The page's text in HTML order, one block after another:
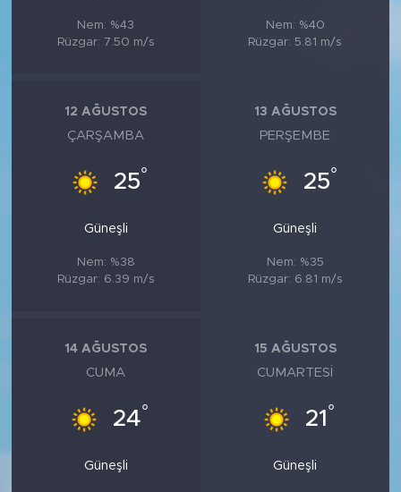
Nem: %43
Rüzgar: 7.50 m/s
Nem: %40
Rüzgar: 5.81 m/s
12 AĞUSTOS
ÇARŞAMBA
25°
Güneşli
Nem: %38
Rüzgar: 6.39 m/s
13 AĞUSTOS
PERŞEMBE
25°
Güneşli
Nem: %35
Rüzgar: 6.81 m/s
14 AĞUSTOS
CUMA
24°
Güneşli
15 AĞUSTOS
CUMARTESI
21 °
Güneşli